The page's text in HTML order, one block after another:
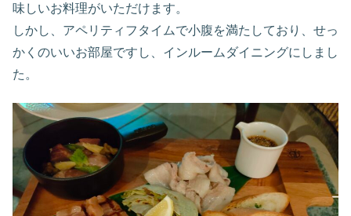
味しいお料理がいただけます。
しかし、アペリティフタイムで小腹を満たしており、せっ
かくのいいお部屋ですし、インルームダイニングにしまし
た。